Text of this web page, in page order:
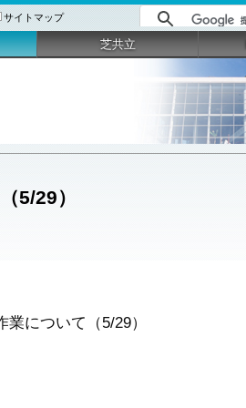
サイトマップ
5/29）
について（5/29）
芝共立